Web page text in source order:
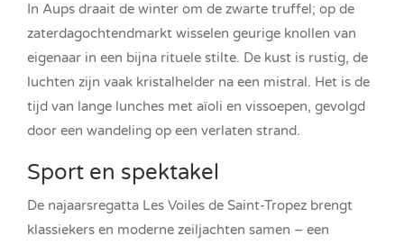
In Aups draait de winter om de zwarte truffel; op de
zaterdagochtendmarkt wisselen geurige knollen van
eigenaar in een bijna rituele stilte. De kust is rustig, de
luchten zijn vaak kristalhelder na een mistral. Het is de
tijd van lange lunches met aïoli en vissoepen, gevolgd
door een wandeling op een verlaten strand.
Sport en spektakel
De najaarsregatta Les Voiles de Saint-Tropez brengt
klassiekers en moderne zeiljachten samen – een